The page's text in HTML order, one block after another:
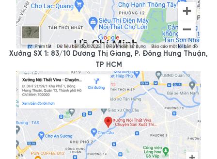
Xưởng SX 1: 83/10 Dương Thị Giang, P. Đông Hưng Thuận,
TP HCM